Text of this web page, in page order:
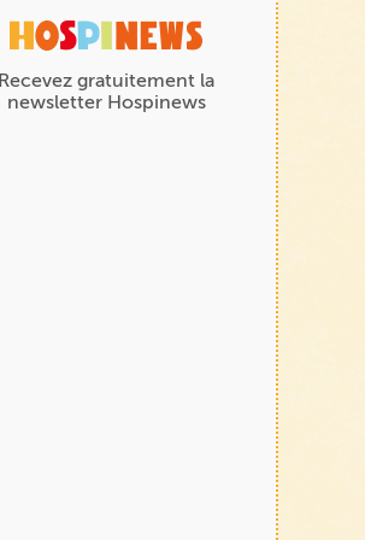
Recevez gratuitement la
newsletter Hospinews